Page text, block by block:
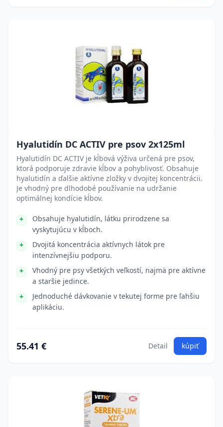
Hyalutidín DC ACTIV pre psov 2x125ml
Hyalutidín DC ACTIV je kĺbová výživa určená pre psov,
ktorá podporuje zdravie kĺbov a pohyblivosť. Obsahuje
hyalutidín a ďalšie aktívne zložky v dvojitej koncentrácii.
Je vhodný pre dlhodobé používanie na udržanie
optimálnej kondície kĺbov.
Obsahuje hyalutidín, látku prirodzene sa
vyskytujúcu v kĺboch.
Dvojitá koncentrácia aktívnych látok pre
intenzívnejšiu podporu.
Vhodný pre psy všetkých veľkostí, najmä pre aktívne
a staršie jedince.
Jednoduché dávkovanie v tekutej forme pre ľahšiu
aplikáciu.
55.41 € Detail kúpiť